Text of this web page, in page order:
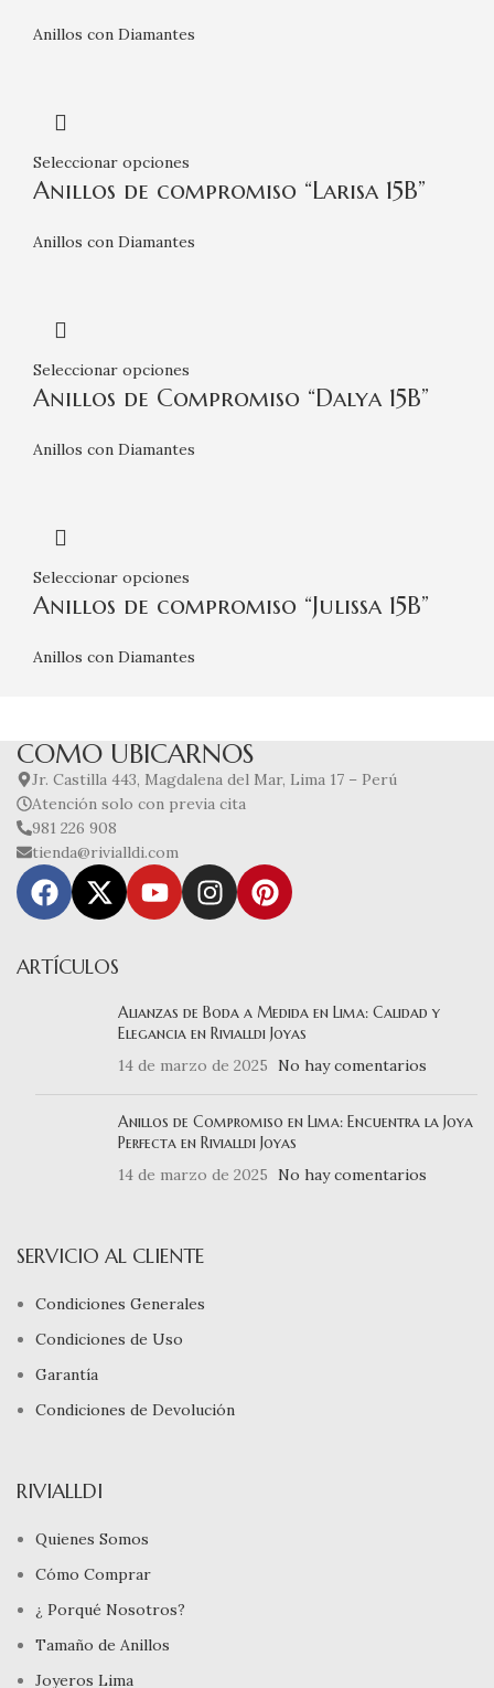
Anillos con Diamantes
Seleccionar opciones
Anillos de compromiso “Larisa 15B”
Anillos con Diamantes
Seleccionar opciones
Anillos de Compromiso “Dalya 15B”
Anillos con Diamantes
Seleccionar opciones
Anillos de compromiso “Julissa 15B”
Anillos con Diamantes
COMO UBICARNOS
Jr. Castilla 443, Magdalena del Mar, Lima 17 – Perú
Atención solo con previa cita
981 226 908
tienda@rivialldi.com
ARTÍCULOS
Alianzas de Boda a Medida en Lima: Calidad y
Elegancia en Rivialldi Joyas
14 de marzo de 2025
No hay comentarios
Anillos de Compromiso en Lima: Encuentra la Joya
Perfecta en Rivialldi Joyas
14 de marzo de 2025
No hay comentarios
SERVICIO AL CLIENTE
Condiciones Generales
Condiciones de Uso
Garantía
Condiciones de Devolución
RIVIALLDI
Quienes Somos
Cómo Comprar
¿ Porqué Nosotros?
Tamaño de Anillos
Joyeros Lima